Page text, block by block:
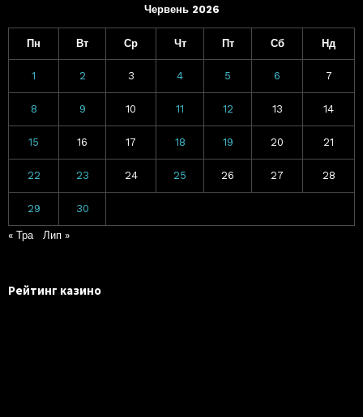
Червень 2026
Пн Вт Ср Чт Пт Сб Нд
1 2 3 4 5 6 7
8 9 10 11 12 13 14
15 16 17 18 19 20 21
22 23 24 25 26 27 28
29 30
« Тра Лип »
Рейтинг казино